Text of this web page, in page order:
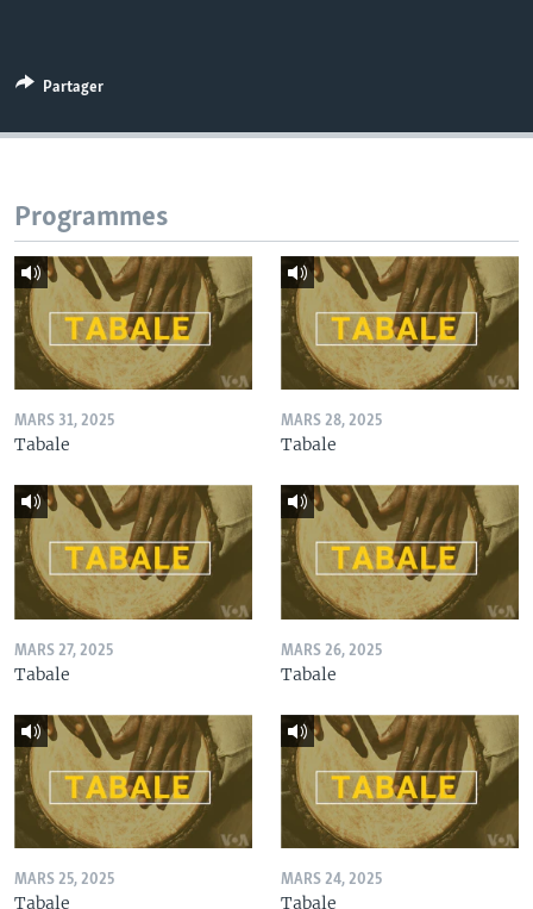
Partager
Programmes
MARS 31, 2025
Tabale
MARS 28, 2025
Tabale
MARS 27, 2025
Tabale
MARS 26, 2025
Tabale
MARS 25, 2025
Tabale
MARS 24, 2025
Tabale